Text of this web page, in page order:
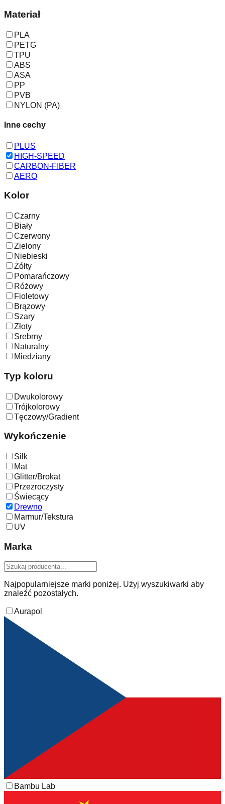
Materiał
PLA
PETG
TPU
ABS
ASA
PP
PVB
NYLON (PA)
Inne cechy
PLUS
HIGH-SPEED
CARBON-FIBER
AERO
Kolor
Czarny
Biały
Czerwony
Zielony
Niebieski
Żółty
Pomarańczowy
Różowy
Fioletowy
Brązowy
Szary
Złoty
Srebrny
Naturalny
Miedziany
Typ koloru
Dwukolorowy
Trójkolorowy
Tęczowy/Gradient
Wykończenie
Silk
Mat
Glitter/Brokat
Przezroczysty
Świecący
Drewno
Marmur/Tekstura
UV
Marka
Najpopularniejsze marki poniżej. Użyj wyszukiwarki aby
znaleźć pozostałych.
Aurapol
Bambu Lab